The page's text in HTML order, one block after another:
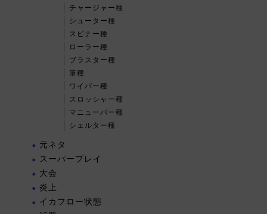
チャージャー種
シューター種
スピナー種
ローラー種
ブラスター種
筆種
ワイパー種
スロッシャー種
マニューバー種
シェルター種
元ネタ
スーパープレイ
大会
炎上
イカフロー状態